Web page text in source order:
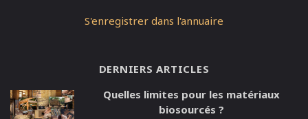
S'enregistrer dans l'annuaire
DERNIERS ARTICLES
Quelles limites pour les matériaux
biosourcés ?